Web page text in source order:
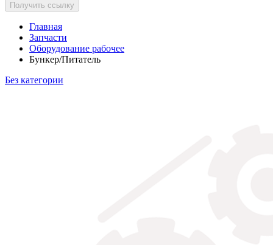
Получить ссылку
Главная
Запчасти
Оборудование рабочее
Бункер/Питатель
Без категории